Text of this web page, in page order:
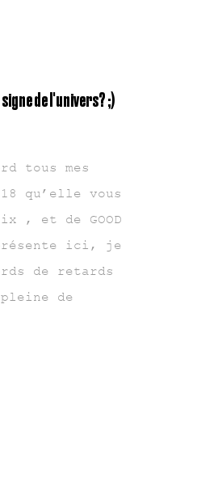
de l'univers? ;)
mes
qu’elle vous
, et de GOOD
présente ici, je
de retards
de